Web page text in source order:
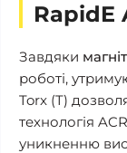
RapidE
Завдяки
роботі,
Torx (T)
технологія
уникненню